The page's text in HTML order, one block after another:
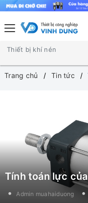
Trang chủ Tin tức
Tính toán lực
Admin muahaiduong